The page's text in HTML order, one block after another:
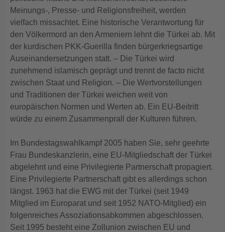
Meinungs-, Presse- und Religionsfreiheit, werden
vielfach missachtet. Eine historische Verantwortung für
den Völkermord an den Armeniern lehnt die Türkei ab. Mit
der kurdischen PKK-Guerilla finden bürgerkriegsartige
Auseinandersetzungen statt. – Die Türkei wird
zunehmend islamisch geprägt und trennt de facto nicht
zwischen Staat und Religion. – Die Wertvorstellungen
und Traditionen der Türkei weichen weit von
europäischen Normen und Werten ab. Ein EU-Beitritt
würde zu einem Zusammenprall der Kulturen führen.
Im Bundestagswahlkampf 2005 haben Sie, sehr geehrte
Frau Bundeskanzlerin, eine EU-Mitgliedschaft der Türkei
abgelehnt und eine Privilegierte Partnerschaft propagiert.
Eine Privilegierte Partnerschaft gibt es allerdings schon
längst. 1963 hat die EWG mit der Türkei (seit 1949
Mitglied im Europarat und seit 1952 NATO-Mitglied) ein
folgenreiches Assoziationsabkommen abgeschlossen.
Seit 1995 besteht eine Zollunion zwischen EU und